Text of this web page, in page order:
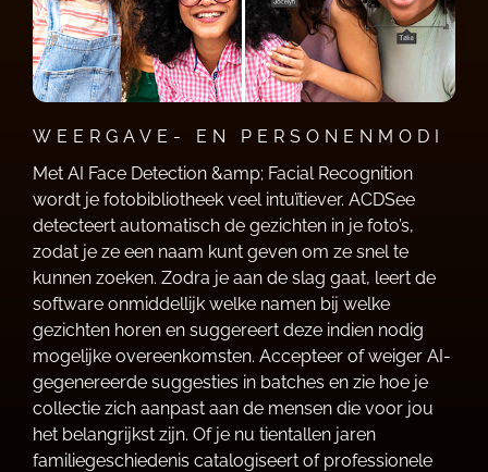
WEERGAVE- EN PERSONENMODI
Met AI Face Detection &amp; Facial Recognition
wordt je fotobibliotheek veel intuïtiever. ACDSee
detecteert automatisch de gezichten in je foto’s,
zodat je ze een naam kunt geven om ze snel te
kunnen zoeken. Zodra je aan de slag gaat, leert de
software onmiddellijk welke namen bij welke
gezichten horen en suggereert deze indien nodig
mogelijke overeenkomsten. Accepteer of weiger AI-
gegenereerde suggesties in batches en zie hoe je
collectie zich aanpast aan de mensen die voor jou
het belangrijkst zijn. Of je nu tientallen jaren
familiegeschiedenis catalogiseert of professionele